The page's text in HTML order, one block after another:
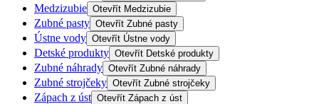
Medzizubie Otevřít Medzizubie
Zubné pasty Otevřít Zubné pasty
Ústne vody Otevřít Ústne vody
Detské produkty Otevřít Detské produkty
Zubné náhrady Otevřít Zubné náhrady
Zubné strojčeky Otevřít Zubné strojčeky
Zápach z úst Otevřít Zápach z úst